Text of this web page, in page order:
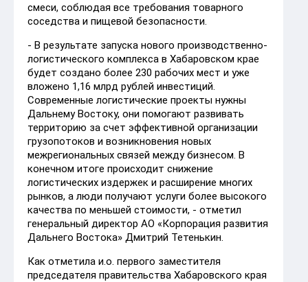
смеси, соблюдая все требования товарного
соседства и пищевой безопасности.
- В результате запуска нового производственно-
логистического комплекса в Хабаровском крае
будет создано более 230 рабочих мест и уже
вложено 1,16 млрд рублей инвестиций.
Современные логистические проекты нужны
Дальнему Востоку, они помогают развивать
территорию за счет эффективной организации
грузопотоков и возникновения новых
межрегиональных связей между бизнесом. В
конечном итоге происходит снижение
логистических издержек и расширение многих
рынков, а люди получают услуги более высокого
качества по меньшей стоимости, - отметил
генеральный директор АО «Корпорация развития
Дальнего Востока» Дмитрий Тетенькин.
Как отметила и.о. первого заместителя
председателя правительства Хабаровского края